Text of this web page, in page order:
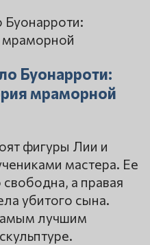
Буонарроти:
мраморной
фигуры Лии и
мастера. Ее
а правая
убитого сына.
лучшим